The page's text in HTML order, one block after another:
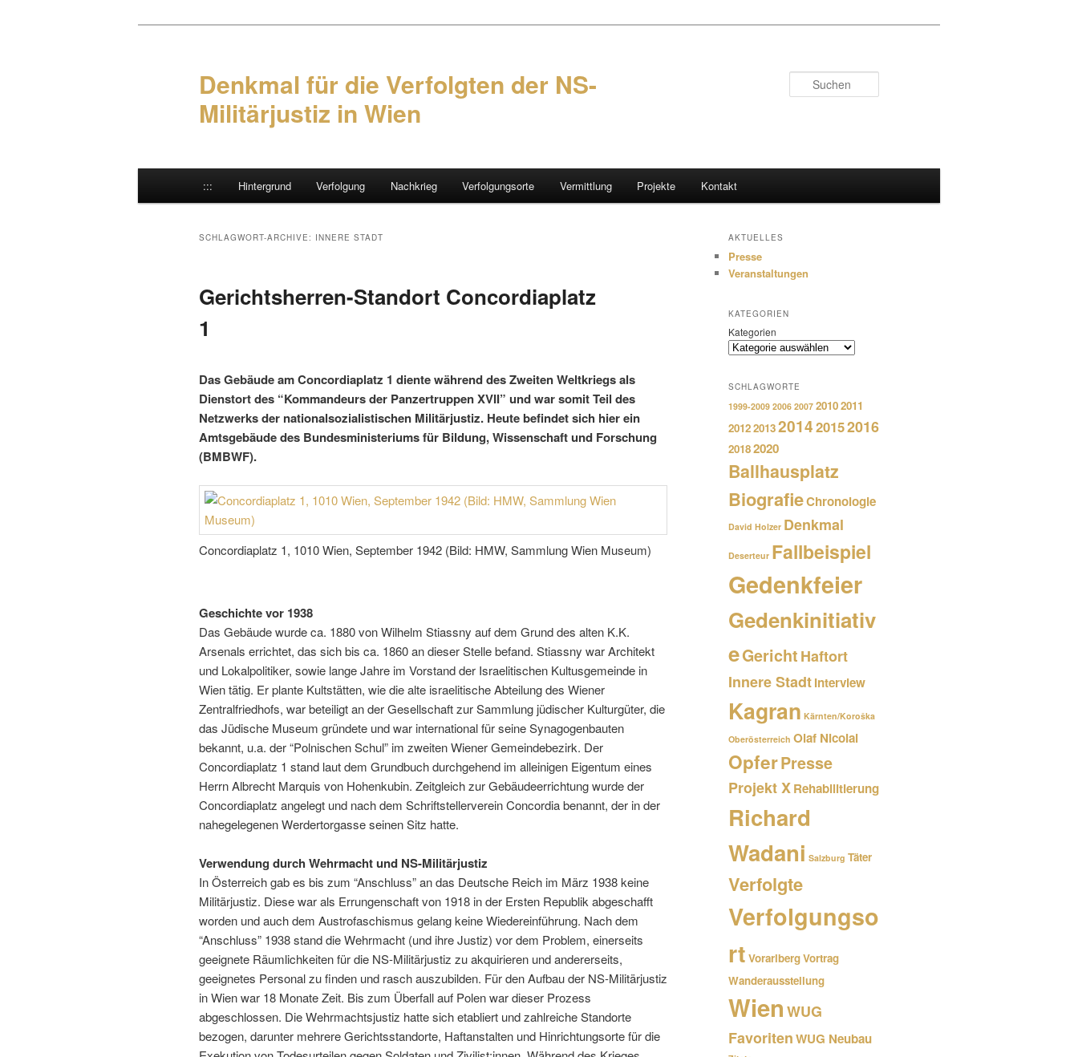
Denkmal für die Verfolgten der NS-
Militärjustiz in Wien
Zum Inhalt wechseln
Zum sekundären Inhalt wechseln
::: Hintergrund Verfolgung Nachkrieg Verfolgungsorte Vermittlung Projekte Kontakt
SCHLAGWORT-ARCHIVE: INNERE STADT
Gerichtsherren-Standort Concordiaplatz
1
Das Gebäude am Concordiaplatz 1 diente während des Zweiten Weltkriegs als
Dienstort des “Kommandeurs der Panzertruppen XVII” und war somit Teil des
Netzwerks der nationalsozialistischen Militärjustiz. Heute befindet sich hier ein
Amtsgebäude des Bundesministeriums für Bildung, Wissenschaft und Forschung
(BMBWF).
Concordiaplatz 1, 1010 Wien, September 1942 (Bild: HMW, Sammlung Wien Museum)
Geschichte vor 1938
Das Gebäude wurde ca. 1880 von Wilhelm Stiassny auf dem Grund des alten K.K.
Arsenals errichtet, das sich bis ca. 1860 an dieser Stelle befand. Stiassny war Architekt
und Lokalpolitiker, sowie lange Jahre im Vorstand der Israelitischen Kultusgemeinde in
Wien tätig. Er plante Kultstätten, wie die alte israelitische Abteilung des Wiener
Zentralfriedhofs, war beteiligt an der Gesellschaft zur Sammlung jüdischer Kulturgüter, die
das Jüdische Museum gründete und war international für seine Synagogenbauten
bekannt, u.a. der “Polnischen Schul” im zweiten Wiener Gemeindebezirk. Der
Concordiaplatz 1 stand laut dem Grundbuch durchgehend im alleinigen Eigentum eines
Herrn Albrecht Marquis von Hohenkubin. Zeitgleich zur Gebäudeerrichtung wurde der
Concordiaplatz angelegt und nach dem Schriftstellerverein Concordia benannt, der in der
nahegelegenen Werdertorgasse seinen Sitz hatte.
Verwendung durch Wehrmacht und NS-Militärjustiz
In Österreich gab es bis zum “Anschluss” an das Deutsche Reich im März 1938 keine
Militärjustiz. Diese war als Errungenschaft von 1918 in der Ersten Republik abgeschafft
worden und auch dem Austrofaschismus gelang keine Wiedereinführung. Nach dem
“Anschluss” 1938 stand die Wehrmacht (und ihre Justiz) vor dem Problem, einerseits
geeignete Räumlichkeiten für die NS-Militärjustiz zu akquirieren und andererseits,
geeignetes Personal zu finden und rasch auszubilden. Für den Aufbau der NS-Militärjustiz
in Wien war 18 Monate Zeit. Bis zum Überfall auf Polen war dieser Prozess
abgeschlossen. Die Wehrmachtsjustiz hatte sich etabliert und zahlreiche Standorte
bezogen, darunter mehrere Gerichtsstandorte, Haftanstalten und Hinrichtungsorte für die
AKTUELLES
Presse
Veranstaltungen
KATEGORIEN
Kategorien
SCHLAGWORTE
1999-2009 2006 2007 20102011
20122013201420152016
20182020
Ballhausplatz
BiografieChronologie
David Holzer Denkmal
Deserteur Fallbeispiel
Gedenkfeier
Gedenkinitiativ
eGerichtHaftort
Innere StadtInterview
Kagran Kärnten/Koroška
Oberösterreich Olaf Nicolai
OpferPresse
Projekt XRehabilitierung
Richard
Wadani Salzburg Täter
Verfolgte
Verfolgungso
rt VorarlbergVortrag
Wanderausstellung
WienWUG
FavoritenWUG Neubau